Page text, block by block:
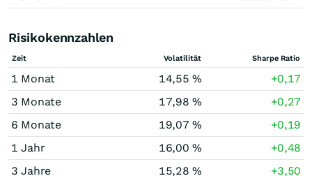
Risikokennzahlen
Zeit Volatilität Sharpe Ratio
1 Monat 14,55 %
+0,17
3 Monate
17,98 %
+0,27
6 Monate
19,07 %
+0,19
1 Jahr
16,00 %
+0,48
3 Jahre
15,28 % +3,50